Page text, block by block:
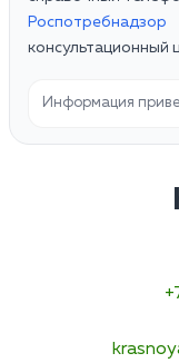
Роспотребнадзор
Информация